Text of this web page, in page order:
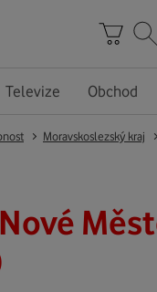
Televize Obchod
Moravskoslezský kraj
Nové